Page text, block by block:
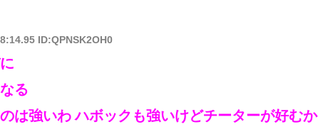
ID:QPNSK2OH0
る
は強いわハボックも強いけどチーターが好むか